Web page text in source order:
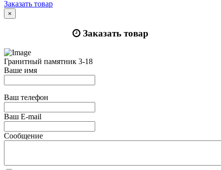
Заказать товар
×
Заказать товар
Гранитный памятник 3-18
Ваше имя
Ваш телефон
Ваш E-mail
Сообщение